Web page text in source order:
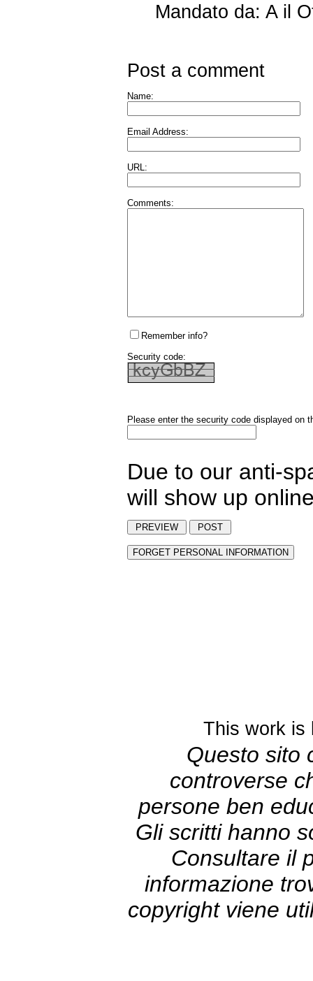
Mandato da: A il
Post a comment
Name:
Email Address:
URL:
Comments:
Remember info?
Security code:
Please enter the security code displayed on
Due to our anti-
will show up
This work is
Questo sito
controverse
persone ben
Gli scritti hanno
Consultare il
informazione
copyright viene